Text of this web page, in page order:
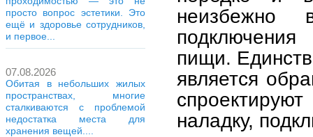
просто вопрос эстетики. Это
ещё и здоровье сотрудников,
и первое...
07.08.2026
Обитая в небольших жилых
пространствах, многие
сталкиваются с проблемой
недостатка места для
хранения вещей....
неизбежно
пищи.
является
наладку,